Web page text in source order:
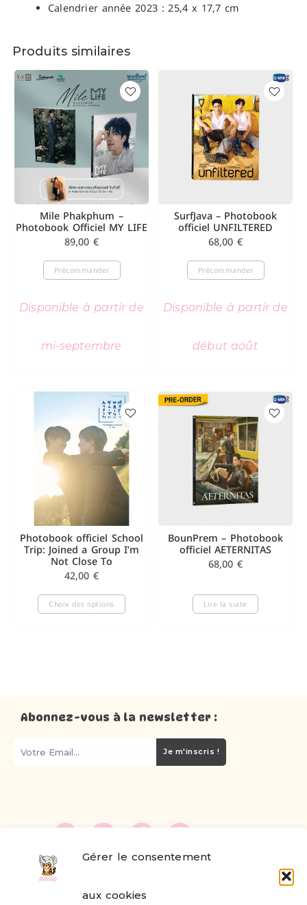
Gérer le consentement
aux cookies
Calendrier année 2023 : 25,4 x 17,7 cm
Produits similaires
Mile Phakphum –
Photobook Officiel MY LIFE
89,00 €
Précommander
Disponible à partir de
mi-septembre
SurfJava – Photobook
officiel UNFILTERED
68,00 €
Précommander
Disponible à partir de
début août
Photobook officiel School
Trip: Joined a Group I’m
Not Close To
42,00 €
Choix des options
BounPrem – Photobook
officiel AETERNITAS
68,00 €
Lire la suite
Abonnez-vous à la newsletter :
Je m'inscris !